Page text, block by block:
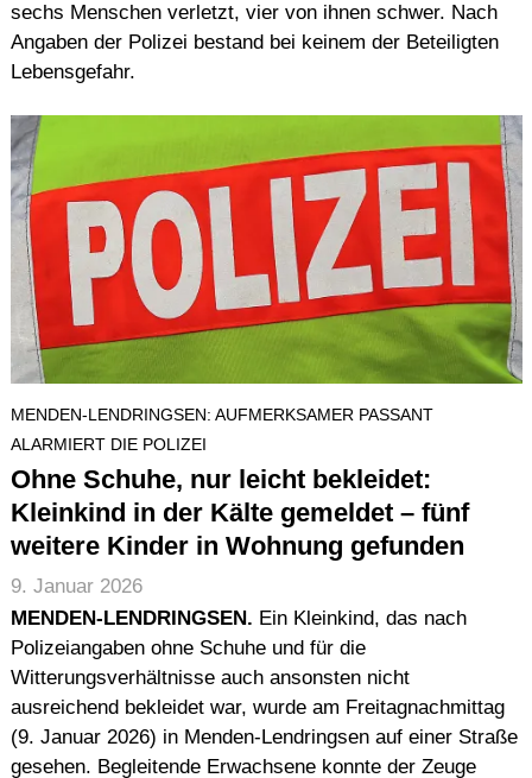
sechs Menschen verletzt, vier von ihnen schwer. Nach
Angaben der Polizei bestand bei keinem der Beteiligten
Lebensgefahr.
MENDEN-LENDRINGSEN: AUFMERKSAMER PASSANT
ALARMIERT DIE POLIZEI
Ohne Schuhe, nur leicht bekleidet:
Kleinkind in der Kälte gemeldet – fünf
weitere Kinder in Wohnung gefunden
9. Januar 2026
MENDEN-LENDRINGSEN. Ein Kleinkind, das nach
Polizeiangaben ohne Schuhe und für die
Witterungsverhältnisse auch ansonsten nicht
ausreichend bekleidet war, wurde am Freitagnachmittag
(9. Januar 2026) in Menden-Lendringsen auf einer Straße
gesehen. Begleitende Erwachsene konnte der Zeuge